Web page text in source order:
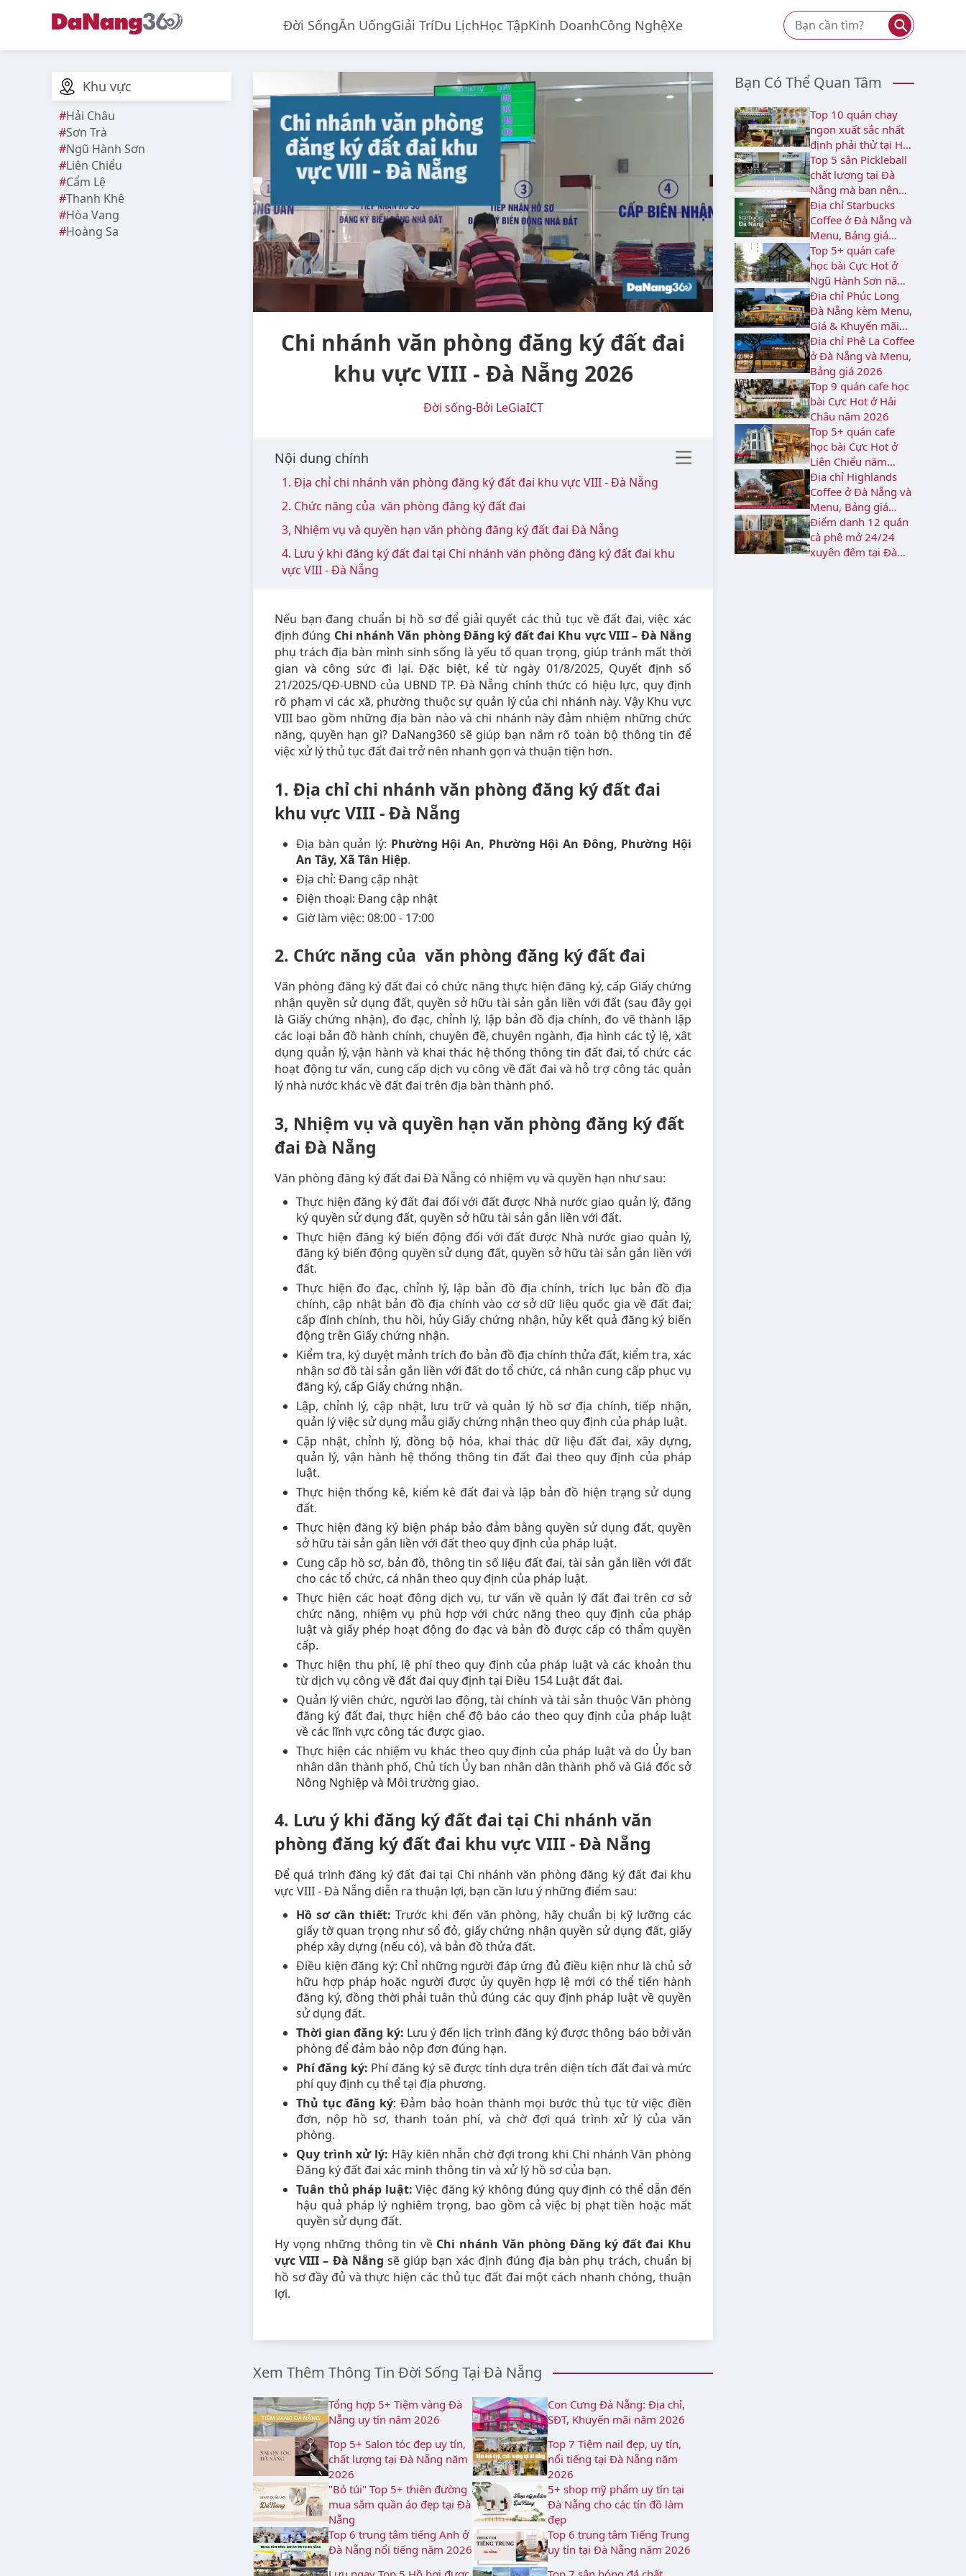
Đời SốngĂn UốngGiải TríDu LịchHọc TậpKinh DoanhCông NghệXe ⚲
Khu vực
Hải Châu
Sơn Trà
Ngũ Hành Sơn
Liên Chiểu
Cẩm Lệ
Thanh Khê
Hòa Vang
Hoàng Sa
Chi nhánh văn phòng đăng ký đất đai
khu vực VIII - Đà Nẵng 2026
Đời sống-Bởi LeGiaICT
Nội dung chính
1. Địa chỉ chi nhánh văn phòng đăng ký đất đai khu vực VIII - Đà Nẵng
2. Chức năng của văn phòng đăng ký đất đai
3, Nhiệm vụ và quyền hạn văn phòng đăng ký đất đai Đà Nẵng
4. Lưu ý khi đăng ký đất đai tại Chi nhánh văn phòng đăng ký đất đai khu
vực VIII - Đà Nẵng
Nếu bạn đang chuẩn bị hồ sơ để giải quyết các thủ tục về đất đai, việc xác
định đúng Chi nhánh Văn phòng Đăng ký đất đai Khu vực VIII – Đà Nẵng
phụ trách địa bàn mình sinh sống là yếu tố quan trọng, giúp tránh mất thời
gian và công sức đi lại. Đặc biệt, kể từ ngày 01/8/2025, Quyết định số
21/2025/QĐ-UBND của UBND TP. Đà Nẵng chính thức có hiệu lực, quy định
rõ phạm vi các xã, phường thuộc sự quản lý của chi nhánh này. Vậy Khu vực
VIII bao gồm những địa bàn nào và chi nhánh này đảm nhiệm những chức
năng, quyền hạn gì? DaNang360 sẽ giúp bạn nắm rõ toàn bộ thông tin để
việc xử lý thủ tục đất đai trở nên nhanh gọn và thuận tiện hơn.
1. Địa chỉ chi nhánh văn phòng đăng ký đất đai
khu vực VIII - Đà Nẵng
Địa bàn quản lý: Phường Hội An, Phường Hội An Đông, Phường Hội
An Tây, Xã Tân Hiệp.
Địa chỉ: Đang cập nhật
Điện thoại: Đang cập nhật
Giờ làm việc: 08:00 - 17:00
2. Chức năng của văn phòng đăng ký đất đai
Văn phòng đăng ký đất đai có chức năng thực hiện đăng ký, cấp Giấy chứng
nhận quyền sử dụng đất, quyền sở hữu tài sản gắn liền với đất (sau đây gọi
là Giấy chứng nhận), đo đạc, chỉnh lý, lập bản đồ địa chính, đo vẽ thành lập
các loại bản đồ hành chính, chuyên đề, chuyên ngành, địa hình các tỷ lệ, xât
dụng quản lý, vận hành và khai thác hệ thống thông tin đất đai, tổ chức các
hoạt động tư vấn, cung cấp dịch vụ công về đất đai và hỗ trợ công tác quản
lý nhà nước khác về đất đai trên địa bàn thành phố.
3, Nhiệm vụ và quyền hạn văn phòng đăng ký đất
đai Đà Nẵng
Văn phòng đăng ký đất đai Đà Nẵng có nhiệm vụ và quyền hạn như sau:
Thực hiện đăng ký đất đai đối với đất được Nhà nước giao quản lý, đăng
ký quyền sử dụng đất, quyền sở hữu tài sản gắn liền với đất.
Thực hiện đăng ký biến động đối với đất được Nhà nước giao quản lý,
đăng ký biến động quyền sử dụng đất, quyền sở hữu tài sản gắn liền với
đất.
Thực hiện đo đạc, chỉnh lý, lập bản đồ địa chính, trích lục bản đồ địa
chính, cập nhật bản đồ địa chính vào cơ sở dữ liệu quốc gia về đất đai;
cấp đính chính, thu hồi, hủy Giấy chứng nhận, hủy kết quả đăng ký biến
động trên Giấy chứng nhận.
Kiểm tra, ký duyệt mảnh trích đo bản đồ địa chính thửa đất, kiểm tra, xác
nhận sơ đồ tài sản gắn liền với đất do tổ chức, cá nhân cung cấp phục vụ
đăng ký, cấp Giấy chứng nhận.
Lập, chỉnh lý, cập nhật, lưu trữ và quản lý hồ sơ địa chính, tiếp nhận,
quản lý việc sử dụng mẫu giấy chứng nhận theo quy định của pháp luật.
Cập nhật, chỉnh lý, đồng bộ hóa, khai thác dữ liệu đất đai, xây dựng,
quản lý, vận hành hệ thống thông tin đất đai theo quy định của pháp
luật.
Thực hiện thống kê, kiểm kê đất đai và lập bản đồ hiện trạng sử dụng
đất.
Thực hiện đăng ký biện pháp bảo đảm bằng quyền sử dụng đất, quyền
sở hữu tài sản gắn liền với đất theo quy định của pháp luật.
Cung cấp hồ sơ, bản đồ, thông tin số liệu đất đai, tài sản gắn liền với đất
cho các tổ chức, cá nhân theo quy định của pháp luật.
Thực hiện các hoạt động dịch vụ, tư vấn về quản lý đất đai trên cơ sở
chức năng, nhiệm vụ phù hợp với chức năng theo quy định của pháp
luật và giấy phép hoạt động đo đạc và bản đồ được cấp có thẩm quyền
cấp.
Thực hiện thu phí, lệ phí theo quy định của pháp luật và các khoản thu
từ dịch vụ công về đất đai quy định tại Điều 154 Luật đất đai.
Quản lý viên chức, người lao động, tài chính và tài sản thuộc Văn phòng
đăng ký đất đai, thực hiện chế độ báo cáo theo quy định của pháp luật
về các lĩnh vực công tác được giao.
Thực hiện các nhiệm vụ khác theo quy định của pháp luật và do Ủy ban
nhân dân thành phố, Chủ tích Ủy ban nhân dân thành phố và Giá đốc sở
Nông Nghiệp và Môi trường giao.
4. Lưu ý khi đăng ký đất đai tại Chi nhánh văn
phòng đăng ký đất đai khu vực VIII - Đà Nẵng
Để quá trình đăng ký đất đai tại Chi nhánh văn phòng đăng ký đất đai khu
vực VIII - Đà Nẵng diễn ra thuận lợi, bạn cần lưu ý những điểm sau:
Hồ sơ cần thiết: Trước khi đến văn phòng, hãy chuẩn bị kỹ lưỡng các
giấy tờ quan trọng như sổ đỏ, giấy chứng nhận quyền sử dụng đất, giấy
phép xây dựng (nếu có), và bản đồ thửa đất.
Điều kiện đăng ký: Chỉ những người đáp ứng đủ điều kiện như là chủ sở
hữu hợp pháp hoặc người được ủy quyền hợp lệ mới có thể tiến hành
đăng ký, đồng thời phải tuân thủ đúng các quy định pháp luật về quyền
sử dụng đất.
Thời gian đăng ký: Lưu ý đến lịch trình đăng ký được thông báo bởi văn
phòng để đảm bảo nộp đơn đúng hạn.
Phí đăng ký: Phí đăng ký sẽ được tính dựa trên diện tích đất đai và mức
phí quy định cụ thể tại địa phương.
Thủ tục đăng ký: Đảm bảo hoàn thành mọi bước thủ tục từ việc điền
đơn, nộp hồ sơ, thanh toán phí, và chờ đợi quá trình xử lý của văn
phòng.
Quy trình xử lý: Hãy kiên nhẫn chờ đợi trong khi Chi nhánh Văn phòng
Đăng ký đất đai xác minh thông tin và xử lý hồ sơ của bạn.
Tuân thủ pháp luật: Việc đăng ký không đúng quy định có thể dẫn đến
hậu quả pháp lý nghiêm trọng, bao gồm cả việc bị phạt tiền hoặc mất
quyền sử dụng đất.
Hy vọng những thông tin về Chi nhánh Văn phòng Đăng ký đất đai Khu
vực VIII – Đà Nẵng sẽ giúp bạn xác định đúng địa bàn phụ trách, chuẩn bị
hồ sơ đầy đủ và thực hiện các thủ tục đất đai một cách nhanh chóng, thuận
lợi.
Xem Thêm Thông Tin Đời Sống Tại Đà Nẵng
Tổng hợp 5+ Tiệm vàng Đà
Nẵng uy tín năm 2026
Con Cưng Đà Nẵng: Địa chỉ,
SĐT, Khuyến mãi năm 2026
Top 5+ Salon tóc đẹp uy tín,
chất lượng tại Đà Nẵng năm
2026
Top 7 Tiệm nail đẹp, uy tín,
nổi tiếng tại Đà Nẵng năm
2026
"Bỏ túi" Top 5+ thiên đường
mua sắm quần áo đẹp tại Đà
Nẵng
5+ shop mỹ phẩm uy tín tại
Đà Nẵng cho các tín đồ làm
đẹp
Top 6 trung tâm tiếng Anh ở
Đà Nẵng nổi tiếng năm 2026
Top 6 trung tâm Tiếng Trung
uy tín tại Đà Nẵng năm 2026
Bạn Có Thể Quan Tâm
Top 10 quán chay
ngon xuất sắc nhất
định phải thử tại Hải
Châu
Top 5 sân Pickleball
chất lượng tại Đà
Nẵng mà bạn nên
biết
Địa chỉ Starbucks
Coffee ở Đà Nẵng và
Menu, Bảng giá
2026
Top 5+ quán cafe
học bài Cực Hot ở
Ngũ Hành Sơn năm
2026
Địa chỉ Phúc Long
Đà Nẵng kèm Menu,
Giá & Khuyến mãi
2026
Địa chỉ Phê La Coffee
ở Đà Nẵng và Menu,
Bảng giá 2026
Top 9 quán cafe học
bài Cực Hot ở Hải
Châu năm 2026
Top 5+ quán cafe
học bài Cực Hot ở
Liên Chiểu năm
2026
Địa chỉ Highlands
Coffee ở Đà Nẵng và
Menu, Bảng giá
2026
Điểm danh 12 quán
cà phê mở 24/24
xuyên đêm tại Đà